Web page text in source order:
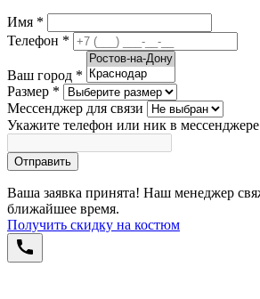
Имя *
Телефон *
Ваш город *
Размер *
Мессенджер для связи
Укажите телефон или ник в мессенджере
Отправить
Ваша заявка принята! Наш менеджер
ближайшее время.
Получить скидку на костюм